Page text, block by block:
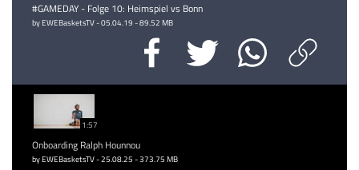
#GAMEDAY - Folge 10: Heimspiel vs Bonn
by EWEBasketsTV - 05.04.19 - 89.52 MB
1:57
Onboarding Ralph Hounnou
by EWEBasketsTV - 25.08.25 - 373.75 MB